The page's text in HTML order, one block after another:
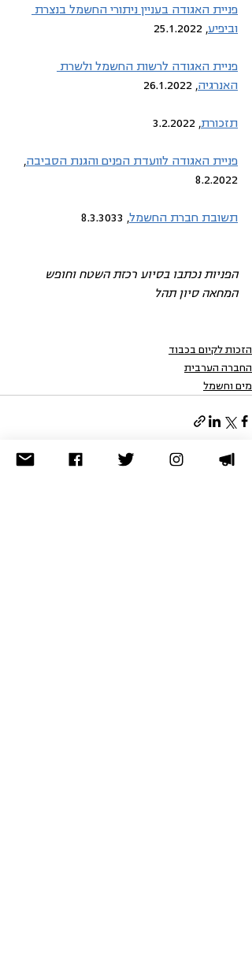
פניית האגודה בעניין ניתורי החשמל בנצרת
וביפיע, 25.1.2022
פניית האגודה לרשות החשמל ולשרת
האנרגיה, 26.1.2022
תזכורת, 3.2.2022
פניית האגודה לוועדת הפנים והגנת הסביבה,
8.2.2022
תשובת חברת החשמל, 8.3.3033
הפניות נכתבו בסיוע רכזת השטח וחופש
המחאה סיון תהל
הזכות לקיום בכבוד
החברה הערבית
מים וחשמל